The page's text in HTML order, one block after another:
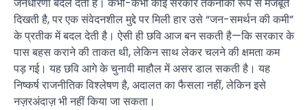
दिखती है, पर एक संवेदनशील मुद्दे पर मिली हार उसे “जन-समर्थन की कमी”
के प्रतीक में बदल देती है। ऐसी ही छवि आज बन सकती है—कि सरकार के
पास बहस कराने की ताकत थी, लेकिन साथ लेकर चलने की क्षमता कम
पड़ गई। यह छवि आगे के चुनावी माहौल में असर डाल सकती है। यह
निष्कर्ष राजनीतिक विश्लेषण है, अदालत का फैसला नहीं, लेकिन इसे
नज़रअंदाज़ भी नहीं किया जा सकता।